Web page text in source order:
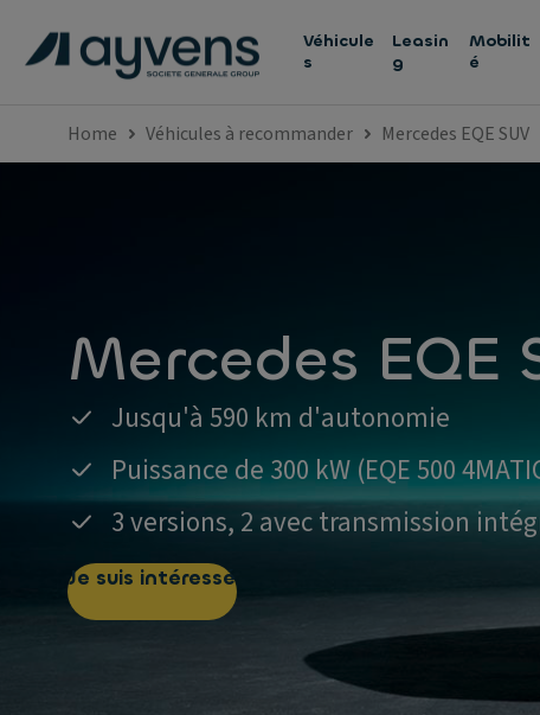
Véhicule
s
Leasin
g
Mobilit
é
Home Véhicules à recommander Mercedes EQE SUV
Mercedes EQE
Jusqu'à 590 km d'autonomie
Puissance de 300 kW (EQE 500
3 versions, 2 avec transmission
Je suis intéressé